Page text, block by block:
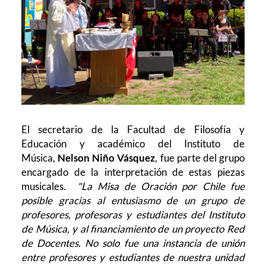
El secretario de la Facultad de Filosofía y
Educación y académico del Instituto de
Música, Nelson Niño Vásquez, fue parte del grupo
encargado de la interpretación de estas piezas
musicales.
"La Misa de Oración por Chile fue
posible gracias al entusiasmo de un grupo de
profesores, profesoras y estudiantes del Instituto
de Música, y al financiamiento de un proyecto Red
de Docentes. No solo fue una instancia de unión
entre profesores y estudiantes de nuestra unidad